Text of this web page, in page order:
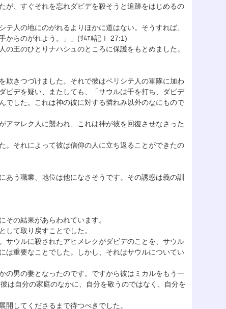
、すぐそれを忘れダビデを殺そうと追跡をはじめるの
人の地にのがれるよりほかに道はない。そうすれば、
からのがれよう。」」(ｻﾑｴﾙ記Ⅰ 27:1)
王のひとりナハシュのところに保護をもとめました。
きつづけました。それで彼はペリシテ人の軍隊に加わ
ビデを疑い、またしても、「サウルは千を打ち、ダビデ
でした。これは神の彼に対する憐れみ以外のなにもので
マレク人に襲われ、これは神が彼を回復させなさった
それによって彼は信仰の人に立ち返ることができたの
う職業、地位は他になさそうです。その誘惑は義の訓
の結果があらわれています。
て取り戻すことでした。
サウルに殺されたアヒメレクがダビデのことを、サウル
は重要なことでした。しかし、それはサウルについてい
男の妻となったのです。ですから彼はミカルをもう一
は自分の家庭のなかに、自分を敬うのではなく、自分を
してくださるまで待つべきでした。